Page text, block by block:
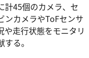
計45個のカメラ、セ
ンカメラやToFセンサ
走行状態をモニタリ
る。